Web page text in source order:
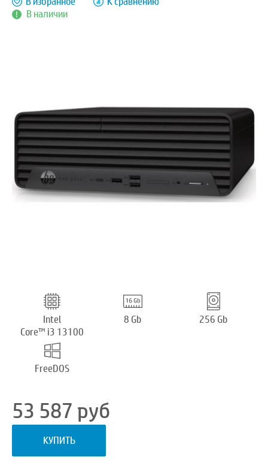
В наличии
Intel
Core™ i3 13100
8 Gb 256 Gb
FreeDOS
53 587 руб
КУПИТЬ